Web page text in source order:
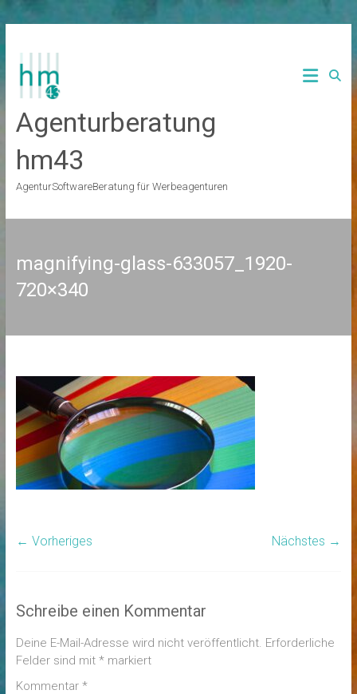
Inhalt
springen
Agenturberatung
hm43
AgenturSoftwareBeratung für Werbeagenturen
magnifying-glass-633057_1920-
720×340
← Vorheriges Nächstes →
Schreibe einen Kommentar
Deine E-Mail-Adresse wird nicht veröffentlicht. Erforderliche
Felder sind mit *markiert
Kommentar *